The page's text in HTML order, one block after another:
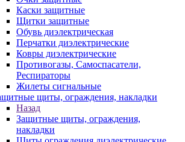
Каски защитные
Щитки защитные
Обувь диэлектрическая
Перчатки диэлектрические
Ковры диэлектрические
Противогазы, Самоспасатели,
Респираторы
Жилеты сигнальные
щиты, ограждения, накладки
Назад
Защитные щиты, ограждения,
накладки